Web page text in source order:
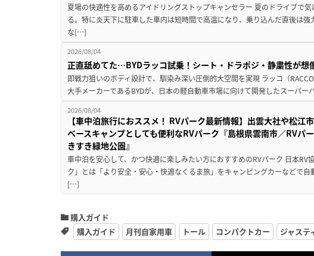
夏場の快適性を高めるアイドリングストップキャンセラー 夏のドライブで
る。特に炎天下に駐車した車内は短時間で高温になり、乗り込んだ直後は
な[…]
2026/08/04
正直舐めてた…BYDラッコ試乗！シート・ドラポジ・静粛性が想
即戦力狙いのボディ設計で、馴染み深い圧倒的大空間を実現 ラッコ（
大手メーカーであるBYDが、日本の軽自動車市場に向けて開発したスーパ
2026/08/04
【車中泊旅行におススメ！ RVパーク最新情報】出雲大社や松江
ベースキャンプとしても便利なRVパーク『島根県雲南市／RVパ
きすき緑地公園』
車中泊を安心して、かつ快適に楽しみたい方におすすめのRVパーク 日本RV
ク」とは「より安全・安心・快適なくるま旅」をキャンピングカーなどで自
[…]
購入ガイド
購入ガイド
月刊自家用車 トール コンパクトカー ジャステ